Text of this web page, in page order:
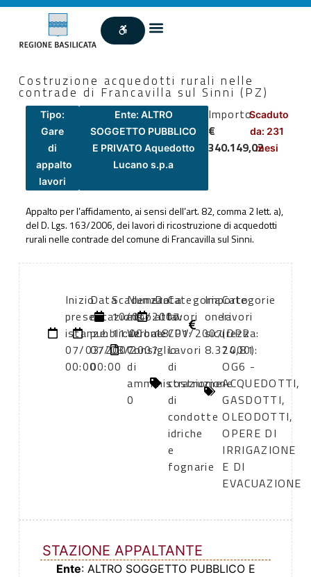
Costruzione acquedotti rurali nelle
contrade di Francavilla sul Sinni (PZ)
Tipo:
Gare
di
appalto
lavori
Ente: ALTRO
SOGGETTO PUBBLICO
E PRIVATO Aquedotto
Lucano s.p.a
Importo
€
340.149,02
Scaduto
da: 231
mesi
Appalto per l’affidamento, ai sensi dell’art. 82, comma 2 lett. a),
del D. Lgs. 163/2006, dei lavori di ricostruzione di acquedotti
rurali nelle contrade del comune di Francavilla sul Sinni.
Inizio
presentazione
istanze:
07/03/2007
00:00
Data
di
pubblicazione:
07/03/2007
00:00
Scadenza:
10/04/2007
11:00
Numero
atto:
Verbale
Consiglio
di
amministraziome
0
Data
atto:
18/01/2007
Categoria
lavori
CPV:
Lavori
di
costruzione
di
condotte
idriche
e
fognarie
Importo
oneri
sicurezza:
8.374,81
Categorie
lavori
(DPR
2000):
OG6 -
ACQUEDOTTI,
GASDOTTI,
OLEODOTTI,
OPERE DI
IRRIGAZIONE
E DI
EVACUAZIONE
STAZIONE APPALTANTE
Ente: ALTRO SOGGETTO PUBBLICO E